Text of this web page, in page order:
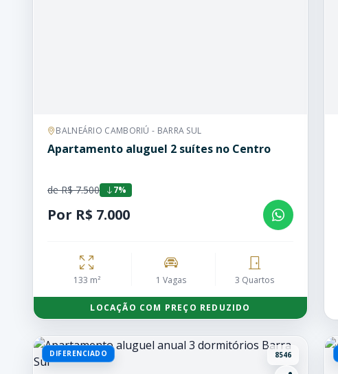
BALNEÁRIO CAMBORIÚ - BARRA SUL
Apartamento aluguel 2 suítes no Centro
de R$ 7.500 7%
Por R$ 7.000
133 m² 1 Vagas 3 Quartos
LOCAÇÃO COM PREÇO REDUZIDO
DIFERENCIADO 8546